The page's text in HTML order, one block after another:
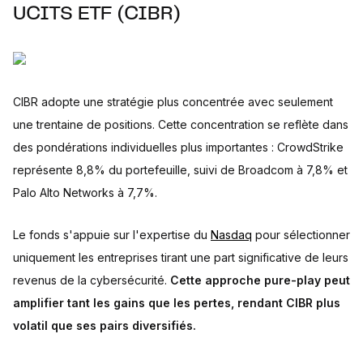
UCITS ETF (CIBR)
CIBR adopte une stratégie plus concentrée avec seulement
une trentaine de positions. Cette concentration se reflète dans
des pondérations individuelles plus importantes : CrowdStrike
représente 8,8% du portefeuille, suivi de Broadcom à 7,8% et
Palo Alto Networks à 7,7%.
Le fonds s'appuie sur l'expertise du Nasdaq pour sélectionner
uniquement les entreprises tirant une part significative de leurs
revenus de la cybersécurité. Cette approche pure-play peut
amplifier tant les gains que les pertes, rendant CIBR plus
volatil que ses pairs diversifiés.